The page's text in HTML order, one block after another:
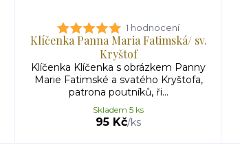
1 hodnocení
Klíčenka Panna Maria Fatimská/ sv.
Kryštof
Klíčenka Klíčenka s obrázkem Panny
Marie Fatimské a svatého Kryštofa,
patrona poutníků, ři...
95 Kč/ks
Skladem 5 ks